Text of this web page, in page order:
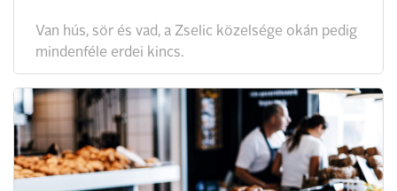
Van hús, sör és vad, a Zselic közelsége okán pedig
mindenféle erdei kincs.